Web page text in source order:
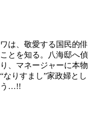
は、敬愛する国民的俳
とを知る。八海邸へ偵
、マネージャーに本物
りすまし”家政婦とし
う…!!